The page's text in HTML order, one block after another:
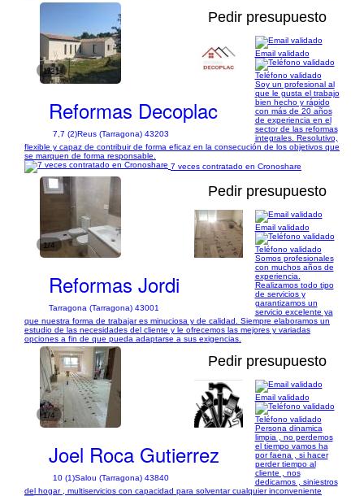
1/21
Pedir presupuesto
Reformas Decoplac
7,7 (2)Reus (Tarragona) 43203
Email validado
Teléfono validado
Soy un profesional al
que le gusta el trabajo
bien hecho y rápido
con más de 20 años
de experiencia en el
sector de las reformas
integrales. Resolutivo,
flexible y capaz de contribuir de forma eficaz en la consecución de los objetivos que
se marquen de forma responsable.
7 veces contratado en Cronoshare
1/4
Pedir presupuesto
Reformas Jordi
Tarragona (Tarragona) 43001
Email validado
Teléfono validado
Somos profesionales
con muchos años de
experiencia.
Realizamos todo tipo
de servicios y
garantizamos un
servicio excelente ya
que nuestra forma de trabajar es minuciosa y de calidad. Siempre elaboramos un
estudio de las necesidades del cliente y le ofrecemos las mejores y variadas
opciones a fin de que pueda adaptarse a sus exigencias.
1/4
Pedir presupuesto
Joel Roca Gutierrez
10 (1)Salou (Tarragona) 43840
Email validado
Teléfono validado
Persona dinamica
limpia , no perdemos
el tiempo vamos ha
por faena , si hacer
perder tiempo al
cliente , nos
dedicamos , siniestros
del hogar , multiservicios con capacidad para solventar cualquier inconveniente